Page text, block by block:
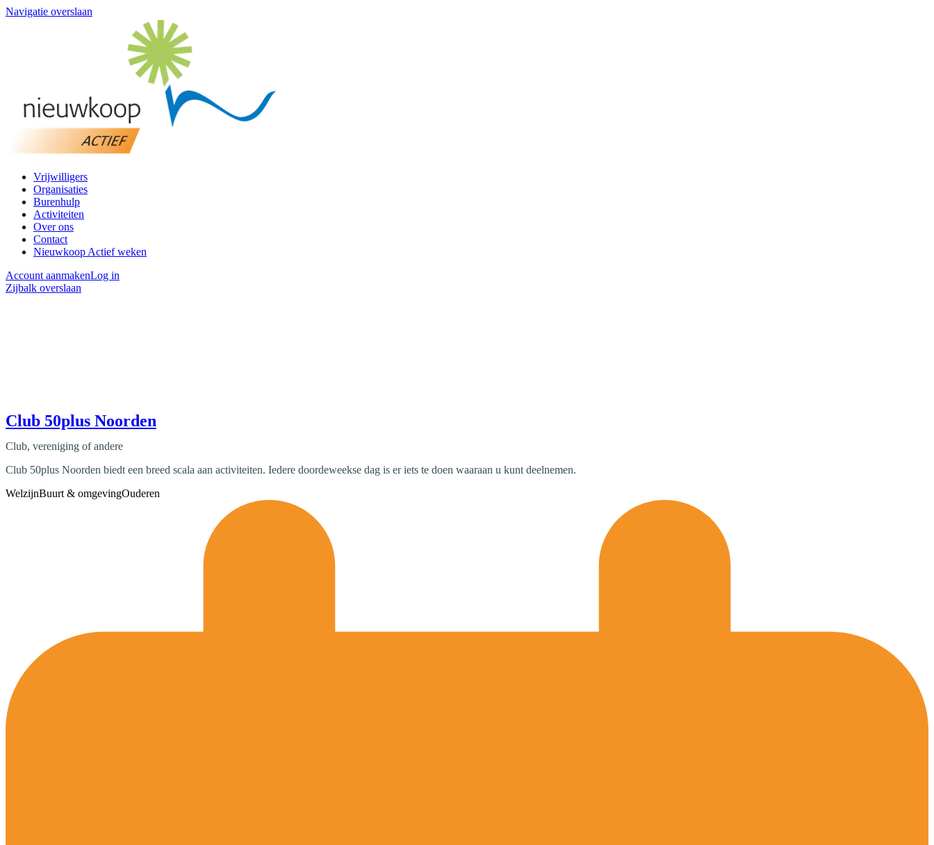
Navigatie overslaan
Vrijwilligers
Organisaties
Burenhulp
Activiteiten
Over ons
Contact
Nieuwkoop Actief weken
Account aanmakenLog in
Zijbalk overslaan
Club 50plus Noorden
Club, vereniging of andere
Club 50plus Noorden biedt een breed scala aan activiteiten. Iedere doordeweekse dag is er iets te doen waaraan u kunt deelnemen.
WelzijnBuurt & omgevingOuderen